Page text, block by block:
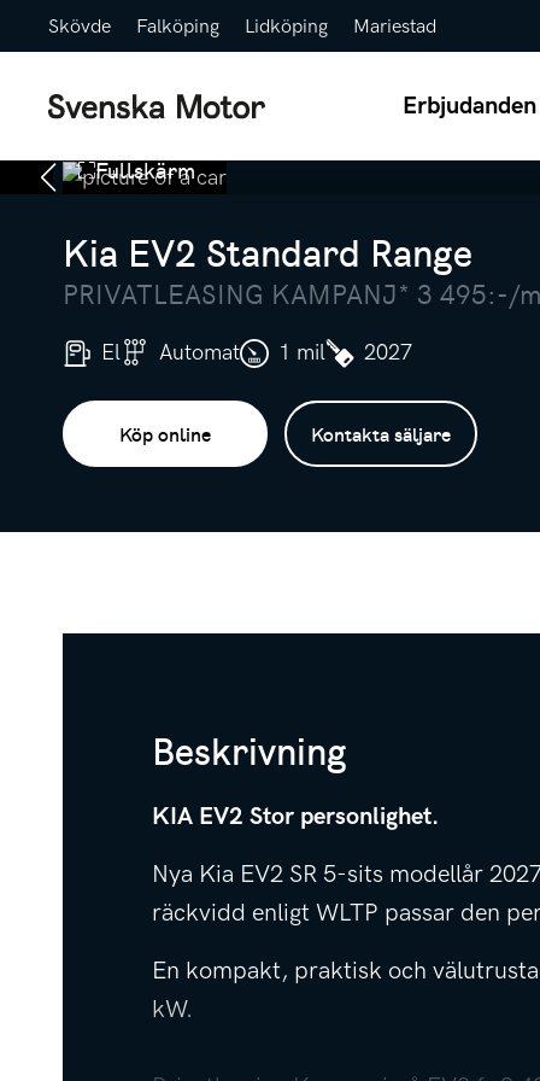
Skövde Falköping Lidköping Mariestad
Erbjudanden
Fullskärm
Kia EV2 Standard Range
PRIVATLEASING KAMPANJ* 3
El Automat 1 mil 2027
Köp online Kontakta säljare
Beskrivning
KIA EV2 Stor personlighet.
Nya Kia EV2 SR 5-sits modellår
räckvidd enligt WLTP passar den
En kompakt, praktisk och
kW.